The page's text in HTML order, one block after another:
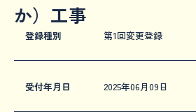
か）工事
登録種別 第1回変更登録
受付年月日 2025年06月09日